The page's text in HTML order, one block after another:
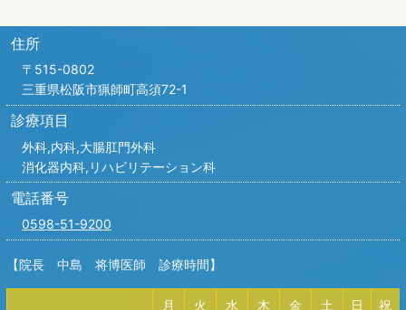
住所
〒515-0802
三重県松阪市猟師町高須72-1
診療項目
外科,内科,大腸肛門外科
消化器内科,リハビリテーション科
電話番号
0598-51-9200
【院長 中島 将博医師 診療時間】
月 火 水 木 金 土 日 祝